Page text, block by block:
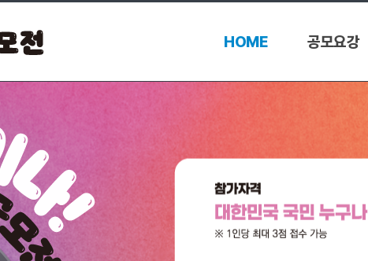
HOME 공모요강